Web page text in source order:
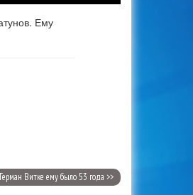
Ему
Витке ему было 53 года >>